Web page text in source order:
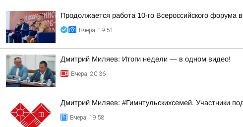
Продолжается работа 10-го Всероссийского форума
Вчера, 19:51
Дмитрий Миляев: Итоги недели — в одном видео!
Вчера, 20:36
Дмитрий Миляев: #Гимнтульскихсемей. Участники
Вчера, 19:58